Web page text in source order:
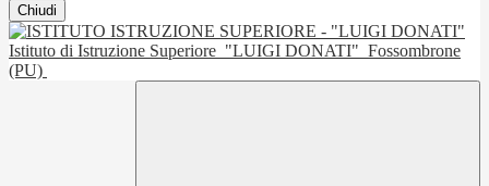
Chiudi
Istituto di Istruzione Superiore "LUIGI DONATI" Fossombrone
(PU)